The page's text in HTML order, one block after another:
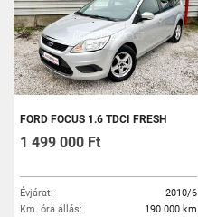
FORD FOCUS 1.6 TDCI FRESH
1 499 000 Ft
Évjárat:
2010/6
Km. óra állás:
190 000 km